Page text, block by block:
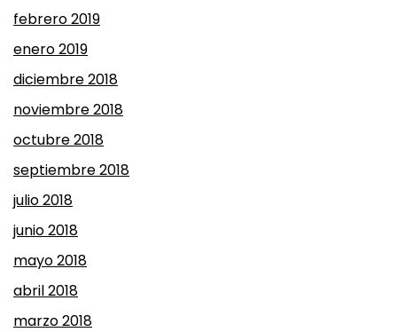
febrero 2019
enero 2019
diciembre 2018
noviembre 2018
octubre 2018
septiembre 2018
julio 2018
junio 2018
mayo 2018
abril 2018
marzo 2018